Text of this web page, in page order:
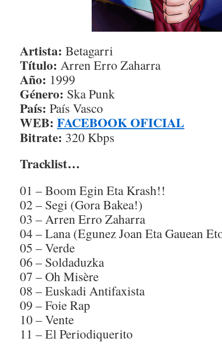
Artista: Betagarri
Título: Arren Erro Zaharra
Año: 1999
Género: Ska Punk
País: País Vasco
WEB: FACEBOOK OFICIAL
Bitrate: 320 Kbps
Tracklist…
01 – Boom Egin Eta Krash!!
02 – Segi (Gora Bakea!)
03 – Arren Erro Zaharra
04 – Lana (Egunez Joan Eta Gauean
05 – Verde
06 – Soldaduzka
07 – Oh Misère
08 – Euskadi Antifaxista
09 – Foie Rap
10 – Vente
11 – El Periodiquerito